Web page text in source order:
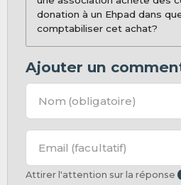
donation à un Ehpad dans
comptabiliser cet achat?
Ajouter un
Nom (obligatoire)
Email (facultatif)
Attirer l'attention sur la réponse